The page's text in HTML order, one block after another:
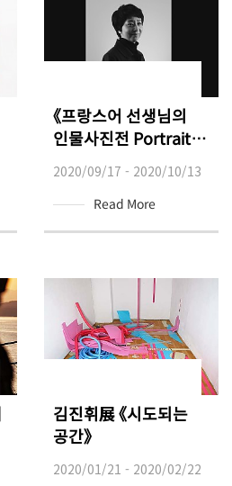
《프랑스어 선생님의
인물사진전 Portraits
de professeurs de
français》
2020/09/17 - 2020/10/13
Read More
김진휘展 《시도되는
공간》
2020/01/21 - 2020/02/22